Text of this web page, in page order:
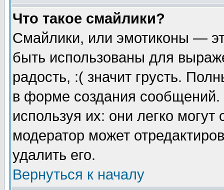
Что такое смайлики?
Смайлики, или эмотиконы —
быть использованы для
радость, :( значит грусть.
в форме создания сообщений.
используя их: они легко
модератор может
удалить его.
Вернуться к началу